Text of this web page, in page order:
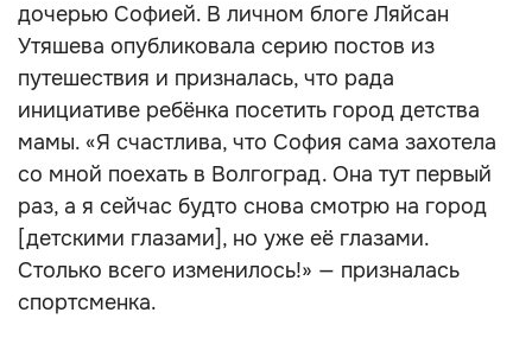
дочерью Софией. В личном блоге Ляйсан
Утяшева опубликовала серию постов из
путешествия и призналась, что рада
инициативе ребёнка посетить город детства
мамы. «Я счастлива, что София сама захотела
со мной поехать в Волгоград. Она тут первый
раз, а я сейчас будто снова смотрю на город
[детскими глазами], но уже её глазами.
Столько всего изменилось!» — призналась
спортсменка.